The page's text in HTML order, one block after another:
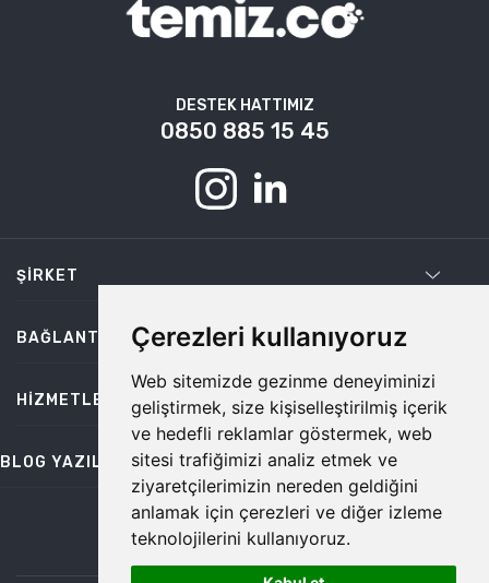
Çerezleri kullanıyoruz
Web sitemizde gezinme deneyiminizi
geliştirmek, size kişiselleştirilmiş içerik
ve hedefli reklamlar göstermek, web
sitesi trafiğimizi analiz etmek ve
ziyaretçilerimizin nereden geldiğini
anlamak için çerezleri ve diğer izleme
teknolojilerini kullanıyoruz.
DESTEK HATTIMIZ
0850 885 15 45
ŞIRKET
BAĞLANTILAR
HIZMETLER
BLOG YAZILARI
bilgi@temiz.co